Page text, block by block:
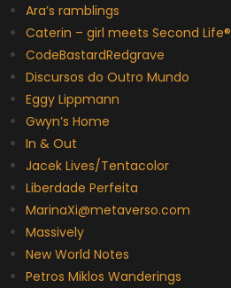
Ara’s ramblings
Caterin – girl meets Second Life®
CodeBastardRedgrave
Discursos do Outro Mundo
Eggy Lippmann
Gwyn’s Home
In & Out
Jacek Lives/Tentacolor
Liberdade Perfeita
MarinaXi@metaverso.com
Massively
New World Notes
Petros Miklos Wanderings